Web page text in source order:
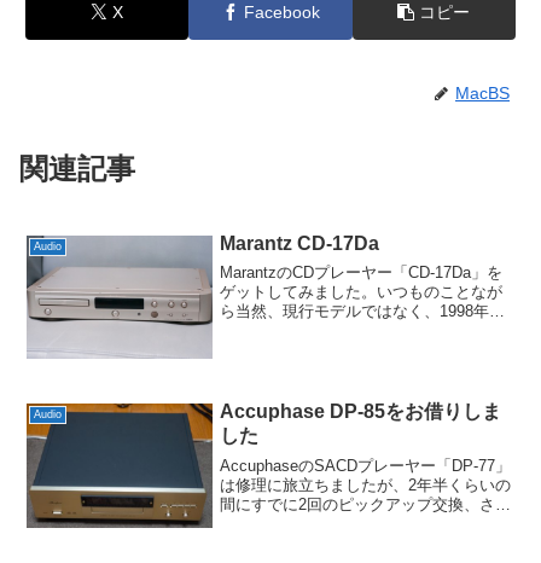
X Facebook コピー
MacBS
関連記事
Audio Marantz CD-17Da
MarantzのCDプレーヤー「CD-17Da」を
ゲットしてみました。いつものことなが
ら当然、現行モデルではなく、1998年発
Audio
Accuphase DP-85をお借りしま
した
AccuphaseのSACDプレーヤー「DP-77」
は修理に旅立ちましたが、2年半くらいの
間にすでに2回のピックアップ交換、さら